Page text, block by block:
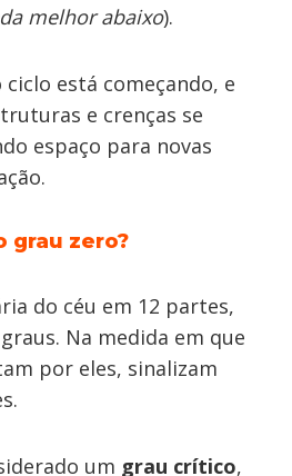
melhor abaixo).
está começando, e
e crenças se
espaço para novas
grau zero?
do céu em 12 partes,
Na medida em que
por eles, sinalizam
um grau crítico,